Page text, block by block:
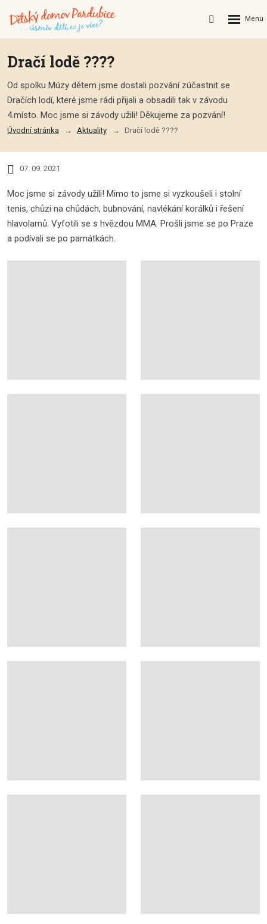
Vyhledávání
Rozbalení
Dračí lodě ????
Od spolku Múzy dětem jsme dostali pozvání zúčastnit se
Dračích lodí, které jsme rádi přijali a obsadili tak v závodu
4.místo. Moc jsme si závody užili! Děkujeme za pozvání!
Úvodní stránka Aktuality Dračí lodě ????
07. 09. 2021
Moc jsme si závody užili! Mimo to jsme si vyzkoušeli i stolní
tenis, chůzi na chůdách, bubnování, navlékání korálků i řešení
hlavolamů. Vyfotili se s hvězdou MMA. Prošli jsme se po Praze
a podívali se po památkách.